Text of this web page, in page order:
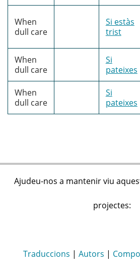
When
dull care
Si estàs
trist
When
dull care
Si
pateixes
When
dull care
Si
pateixes
Ajudeu-nos a mantenir viu
projectes:
Traduccions | Autors |